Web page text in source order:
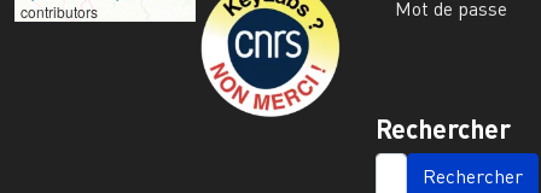
contributors
Mot de passe
Rechercher
SEARCH